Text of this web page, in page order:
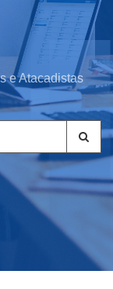
e Atacadistas